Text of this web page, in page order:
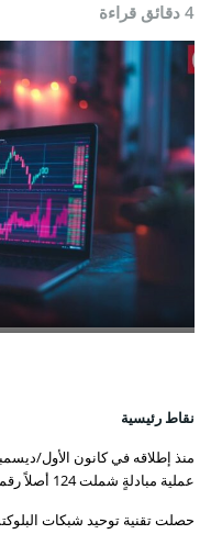
4 دقائق قراءة
نقاط رئيسية
عملية مبادلةٍ شملت 124 أصلاً رقمياً عبر أكثر من 20 شبكة بلوكتشين.